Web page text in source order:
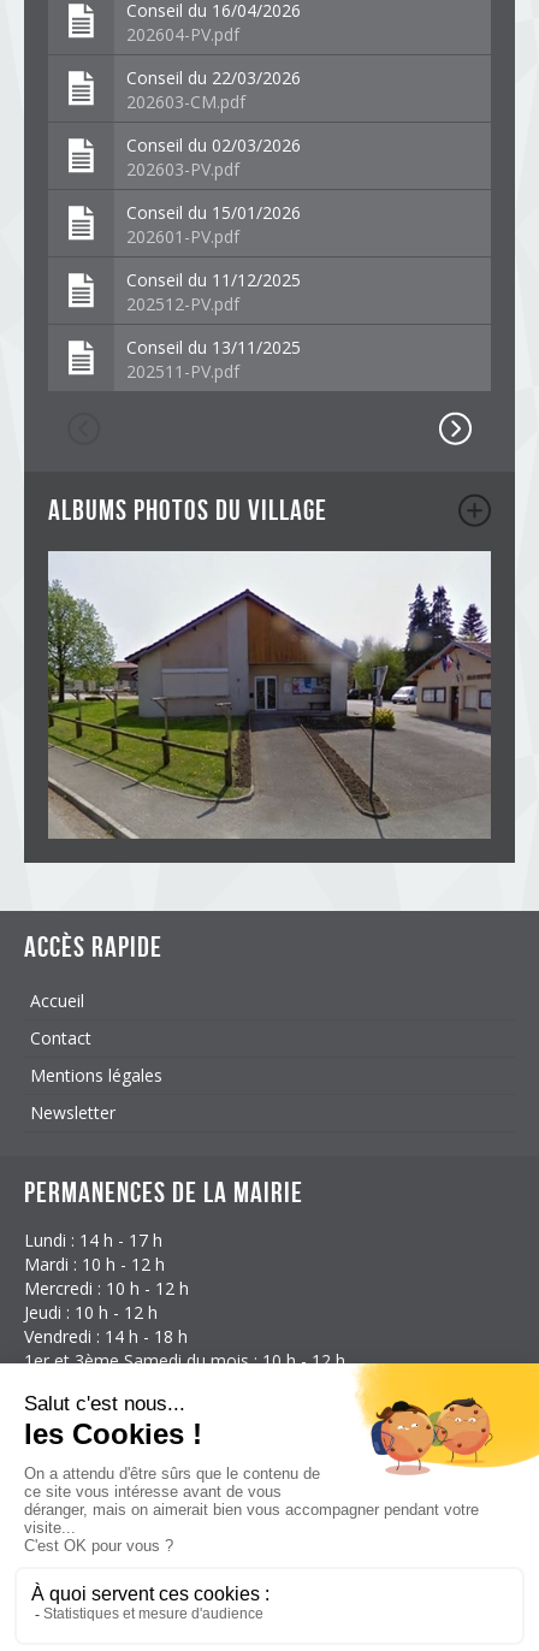
Conseil du 16/04/2026
202604-PV.pdf
Conseil du 22/03/2026
202603-CM.pdf
Conseil du 02/03/2026
202603-PV.pdf
Conseil du 15/01/2026
202601-PV.pdf
Conseil du 11/12/2025
202512-PV.pdf
Conseil du 13/11/2025
202511-PV.pdf
albums photos du village
Accès rapide
Accueil
Contact
Mentions légales
Newsletter
Permanences de la mairie
Lundi : 14 h - 17 h
Mardi : 10 h - 12 h
Mercredi : 10 h - 12 h
Jeudi : 10 h - 12 h
Vendredi : 14 h - 18 h
1er et 3ème Samedi du mois : 10 h - 12 h
Mairie d'Étalans
3 Rue des Granges
25580 Étalans
France
Téléphone : 03 81 59 21 17